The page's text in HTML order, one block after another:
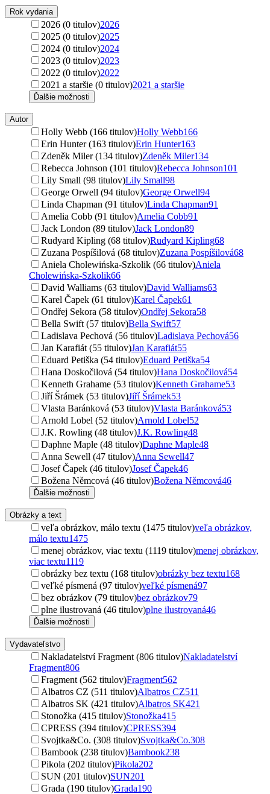
Rok vydania
2026 (0 titulov)2026
2025 (0 titulov)2025
2024 (0 titulov)2024
2023 (0 titulov)2023
2022 (0 titulov)2022
2021 a staršie (0 titulov)2021 a staršie
Ďalšie možnosti
Autor
Holly Webb (166 titulov)Holly Webb166
Erin Hunter (163 titulov)Erin Hunter163
Zdeněk Miler (134 titulov)Zdeněk Miler134
Rebecca Johnson (101 titulov)Rebecca Johnson101
Lily Small (98 titulov)Lily Small98
George Orwell (94 titulov)George Orwell94
Linda Chapman (91 titulov)Linda Chapman91
Amelia Cobb (91 titulov)Amelia Cobb91
Jack London (89 titulov)Jack London89
Rudyard Kipling (68 titulov)Rudyard Kipling68
Zuzana Pospíšilová (68 titulov)Zuzana Pospíšilová68
Aniela Cholewińska-Szkolik (66 titulov)Aniela
Cholewińska-Szkolik66
David Walliams (63 titulov)David Walliams63
Karel Čapek (61 titulov)Karel Čapek61
Ondřej Sekora (58 titulov)Ondřej Sekora58
Bella Swift (57 titulov)Bella Swift57
Ladislava Pechová (56 titulov)Ladislava Pechová56
Jan Karafiát (55 titulov)Jan Karafiát55
Eduard Petiška (54 titulov)Eduard Petiška54
Hana Doskočilová (54 titulov)Hana Doskočilová54
Kenneth Grahame (53 titulov)Kenneth Grahame53
Jiří Šrámek (53 titulov)Jiří Šrámek53
Vlasta Baránková (53 titulov)Vlasta Baránková53
Arnold Lobel (52 titulov)Arnold Lobel52
J.K. Rowling (48 titulov)J.K. Rowling48
Daphne Maple (48 titulov)Daphne Maple48
Anna Sewell (47 titulov)Anna Sewell47
Josef Čapek (46 titulov)Josef Čapek46
Božena Němcová (46 titulov)Božena Němcová46
Ďalšie možnosti
Obrázky a text
veľa obrázkov, málo textu (1475 titulov)veľa obrázkov,
málo textu1475
menej obrázkov, viac textu (1119 titulov)menej obrázkov,
viac textu1119
obrázky bez textu (168 titulov)obrázky bez textu168
veľké písmená (97 titulov)veľké písmená97
bez obrázkov (79 titulov)bez obrázkov79
plne ilustrovaná (46 titulov)plne ilustrovaná46
Ďalšie možnosti
Vydavateľstvo
Nakladatelství Fragment (806 titulov)Nakladatelství
Fragment806
Fragment (562 titulov)Fragment562
Albatros CZ (511 titulov)Albatros CZ511
Albatros SK (421 titulov)Albatros SK421
Stonožka (415 titulov)Stonožka415
CPRESS (394 titulov)CPRESS394
Svojtka&Co. (308 titulov)Svojtka&Co.308
Bambook (238 titulov)Bambook238
Pikola (202 titulov)Pikola202
SUN (201 titulov)SUN201
Grada (190 titulov)Grada190